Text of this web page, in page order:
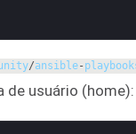
/ansible-
de usuário (home):